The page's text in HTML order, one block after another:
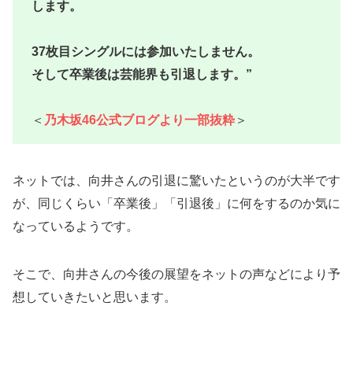
します。
37枚目シングルには参加いたしません。
そして卒業後は芸能界も引退します。”
＜ 乃木坂46公式ブログより一部抜粋 ＞
ネットでは、向井さんの引退に驚いたというのが大半です
が、同じくらい「卒業後」「引退後」に何をするのか気に
なっているようです。
そこで、向井さんの今後の展望をネットの声などにより予
想していきたいと思います。